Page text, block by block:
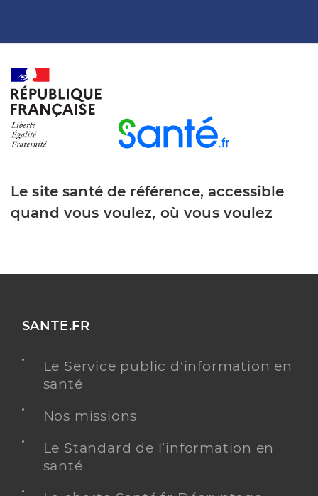
Le site santé de référence, accessible
quand vous voulez, où vous voulez
SANTE.FR
Le Service public d'information en
santé
Nos missions
Le Standard de l’information en
santé